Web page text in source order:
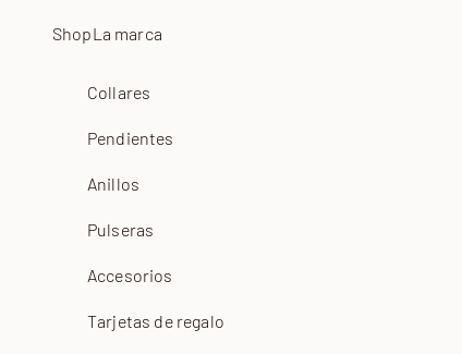
ShopLa marca
Collares
Pendientes
Anillos
Pulseras
Accesorios
Tarjetas de regalo